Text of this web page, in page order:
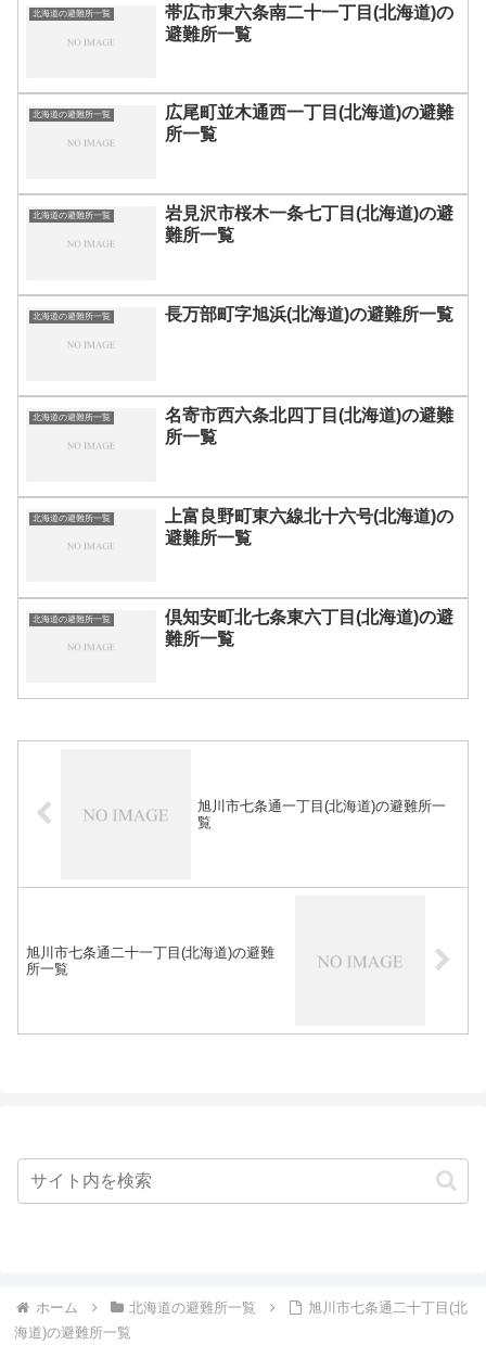
北海道の避難所一覧
帯広市東六条南二十一丁目(北海道)の
避難所一覧
北海道の避難所一覧
広尾町並木通西一丁目(北海道)の避難
所一覧
北海道の避難所一覧
岩見沢市桜木一条七丁目(北海道)の避
難所一覧
北海道の避難所一覧 長万部町字旭浜(北海道)の避難所一覧
北海道の避難所一覧
名寄市西六条北四丁目(北海道)の避難
所一覧
北海道の避難所一覧
上富良野町東六線北十六号(北海道)の
避難所一覧
北海道の避難所一覧
倶知安町北七条東六丁目(北海道)の避
難所一覧
旭川市七条通一丁目(北海道)の避難所一
覧
旭川市七条通二十一丁目(北海道)の避難
所一覧
ホーム 北海道の避難所一覧
旭川市七条通二十丁目(北
海道)の避難所一覧